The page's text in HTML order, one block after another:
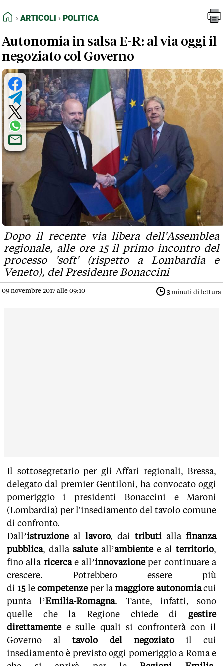
FEED RSS
NORMATIVE DEONTOLOGICHE
TERMINI e CONDIZIONI
HOME
ARTICOLI POLITICA
Autonomia in salsa E-R: al via oggi il
negoziato col Governo
Dopo il recente via libera dell'Assemblea
regionale, alle ore 15 il primo incontro del
processo 'soft' (rispetto a Lombardia e
Veneto), del Presidente Bonaccini
09 novembre 2017 alle 09:10 3minuti di lettura
Il sottosegretario per gli Affari regionali, Bressa,
delegato dal premier Gentiloni, ha convocato oggi
pomeriggio i presidenti Bonaccini e Maroni
(Lombardia) per l'insediamento del tavolo comune
di confronto.
Dall’istruzioneal lavoro, dai tributi alla finanza
pubblica, dalla saluteall’ambientee al territorio,
fino alla ricercae all’innovazioneper continuare a
crescere. Potrebbero essere più
di15lecompetenzeper lamaggiore autonomiacui
punta l’Emilia-Romagna. Tante, infatti, sono
quelle che la Regione chiede di gestire
direttamentee sulle quali si confronterà con il
Governo altavolo del negoziatoil cui
insediamento è previsto oggi pomeriggio a Roma e